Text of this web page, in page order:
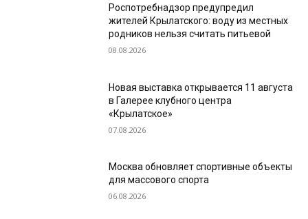
Роспотребнадзор предупредил
жителей Крылатского: воду из местных
родников нельзя считать питьевой
08.08.2026
Новая выставка открывается 11 августа
в Галерее клубного центра
«Крылатское»
07.08.2026
Москва обновляет спортивные объекты
для массового спорта
06.08.2026